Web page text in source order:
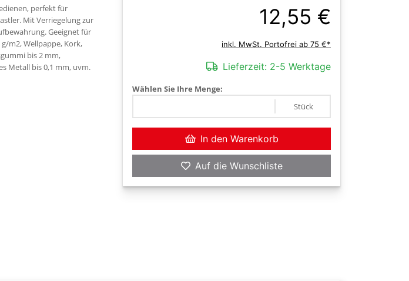
perfekt für
Mit Verriegelung zur
Geeignet für
m2, Wellpappe, Kork,
bis 2 mm,
Metall bis 0,1 mm, uvm.
12,55 €
inkl. MwSt. Portofrei ab 75 €*
Lieferzeit: 2-5 Werktage
Wählen Sie Ihre Menge:
Stück
In den Warenkorb
Auf die Wunschliste